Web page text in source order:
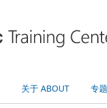
关于 ABOUT 专